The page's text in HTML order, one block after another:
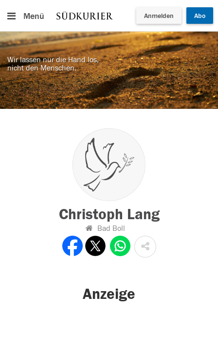
Menü Anmelden Abo
Wir lassen nur die Hand los,
nicht den Menschen.
Christoph Lang
Bad Boll
Anzeige